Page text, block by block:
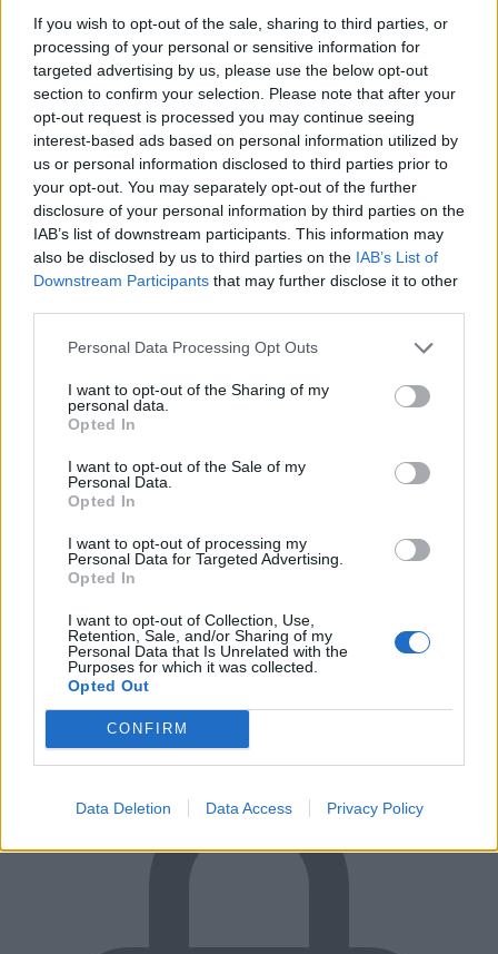
If you wish to opt-out of the sale, sharing to third parties, or
processing of your personal or sensitive information for
targeted advertising by us, please use the below opt-out
section to confirm your selection. Please note that after your
opt-out request is processed you may continue seeing
interest-based ads based on personal information utilized by
us or personal information disclosed to third parties prior to
your opt-out. You may separately opt-out of the further
disclosure of your personal information by third parties on the
IAB’s list of downstream participants. This information may
also be disclosed by us to third parties on the IAB’s List of
Downstream Participants that may further disclose it to other
Personal Data Processing Opt Outs
I want to opt-out of the Sharing of my
personal data.
Opted In
I want to opt-out of the Sale of my
Personal Data.
Opted In
I want to opt-out of processing my
Personal Data for Targeted Advertising.
Opted In
I want to opt-out of Collection, Use,
Retention, Sale, and/or Sharing of my
Personal Data that Is Unrelated with the
Purposes for which it was collected.
Opted Out
CONFIRM
Data Deletion Data Access Privacy Policy
GARANCIÁT VÁLLALUNK
Ha törik, ha szakad!
RUGALMAS FIZETÉS
Előre, vagy csak átvételkor?